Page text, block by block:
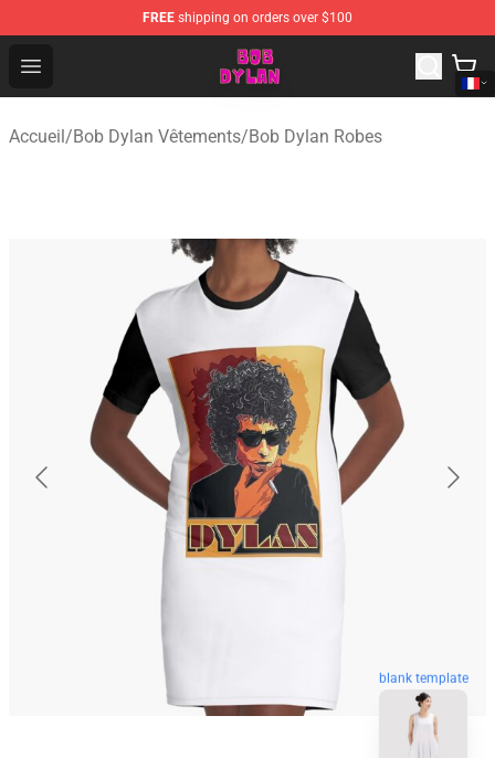
FREE shipping on orders over $100
Open menu
Bob Dylan Store - Official Bob Dylan Merchandise Shop
Accueil/Bob Dylan Vêtements/Bob Dylan Robes
blank template